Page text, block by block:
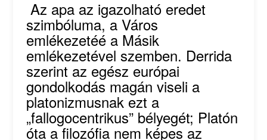
Az apa az igazolható eredet
szimbóluma, a Város
emlékezetéé a Másik
emlékezetével szemben. Derrida
szerint az egész európai
gondolkodás magán viseli a
platonizmusnak ezt a
„fallogocentrikus” bélyegét; Platón
óta a filozófia nem képes az